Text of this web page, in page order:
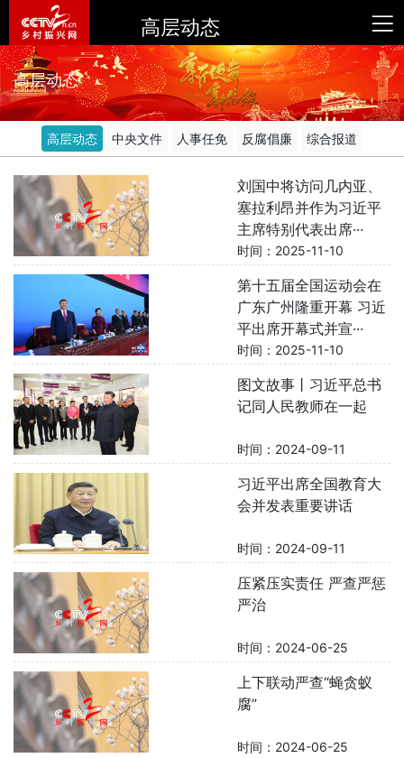
高层动态
高层动态
高层动态 中央文件 人事任免 反腐倡廉 综合报道
刘国中将访问几内亚、
塞拉利昂并作为习近平
主席特别代表出席···
时间：2025-11-10
第十五届全国运动会在
广东广州隆重开幕 习近
平出席开幕式并宣···
时间：2025-11-10
图文故事丨习近平总书
记同人民教师在一起
时间：2024-09-11
习近平出席全国教育大
会并发表重要讲话
时间：2024-09-11
压紧压实责任 严查严惩
严治
时间：2024-06-25
上下联动严查“蝇贪蚁
腐”
时间：2024-06-25